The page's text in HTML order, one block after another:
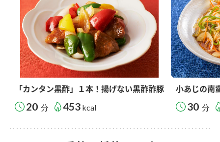
「カンタン黒酢」１本！揚げない黒酢酢豚
20 分 453 kcal
小あじの南
30 分